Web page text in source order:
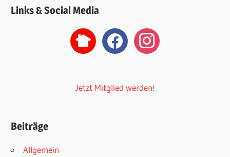
Links & Social Media
nextdoor2facebookinstagram
Jetzt Mitglied werden!
Beiträge
Allgemein